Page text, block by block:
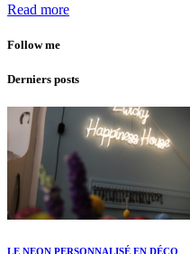
Read more
Follow me
Derniers posts
LE NEON PERSONNALISÉ EN DÉCO